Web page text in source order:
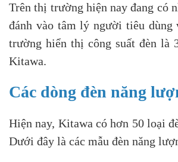
Trên thị trường hiện nay đang có
đánh vào tâm lý người tiêu dùng
trường hiển thị công suất đèn là
Kitawa.
Các dòng đèn năng
Hiện nay, Kitawa có hơn 50 loại
Dưới đây là các mẫu đèn năng